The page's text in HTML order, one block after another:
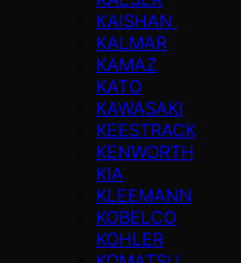
KAISHAN
KALMAR
KAMAZ
KATO
KAWASAKI
KEESTRACK
KENWORTH
KIA
KLEEMANN
KOBELCO
KOHLER